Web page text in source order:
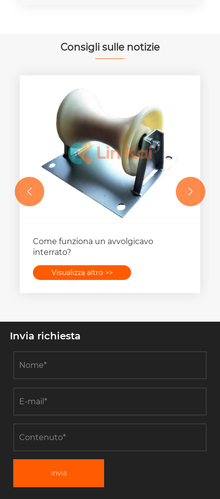
Consigli sulle notizie
Come funziona un avvolgicavo
interrato?
Visualizza altro >>
 
Invia richiesta
invia